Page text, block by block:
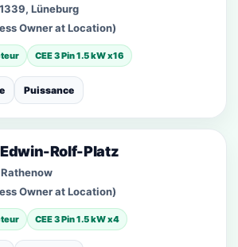
Lüneburg
Owner at Location)
CEE 3 Pin 1.5 kW x16
Puissance
Rolf-Platz
Owner at Location)
CEE 3 Pin 1.5 kW x4